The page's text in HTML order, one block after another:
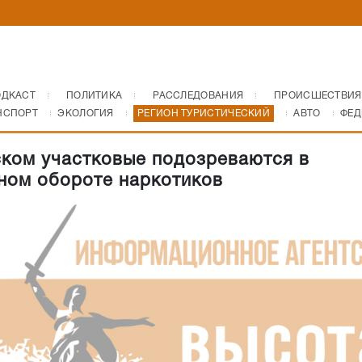
ПОЛИТИКА РАССЛЕДОВАНИЯ
ПРОИСШЕСТВИЯ
ЭКОЛОГИЯ РЕГИОН ТУРИСТИЧЕСКИЙ АВТО
участковые подозреваются в
обороте наркотиков